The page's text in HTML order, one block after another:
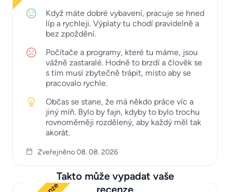
Když máte dobré vybavení, pracuje se hned
líp a rychleji. Výplaty tu chodí pravidelně a
bez zpoždění.
Počítače a programy, které tu máme, jsou
vážně zastaralé. Hodně to brzdí a člověk se
s tím musí zbytečně trápit, místo aby se
pracovalo rychle.
Občas se stane, že má někdo práce víc a
jiný míň. Bylo by fajn, kdyby to bylo trochu
rovnoměrněji rozdělený, aby každý měl tak
akorát.
Zveřejněno 08. 08. 2026
Takto může vypadat vaše
recenze